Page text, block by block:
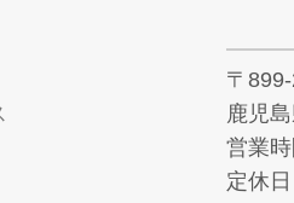
〒
鹿児
営業
定休